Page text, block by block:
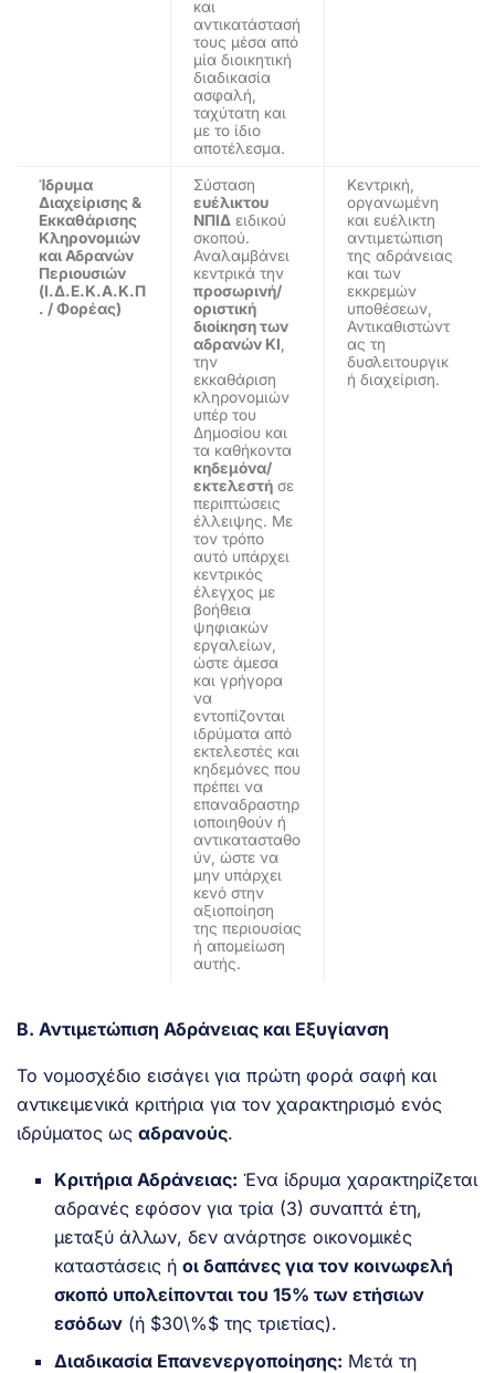
και
αντικατάστασή
τους μέσα από
μία διοικητική
διαδικασία
ασφαλή,
ταχύτατη και
με το ίδιο
αποτέλεσμα.
Ίδρυμα
Διαχείρισης &
Εκκαθάρισης
Κληρονομιών
και Αδρανών
Περιουσιών
(Ι.Δ.Ε.Κ.Α.Κ.Π
. / Φορέας)
Σύσταση
ευέλικτου
ΝΠΙΔ ειδικού
σκοπού.
Αναλαμβάνει
κεντρικά την
προσωρινή/
οριστική
διοίκηση των
αδρανών ΚΙ
την
εκκαθάριση
κληρονομιών
υπέρ του
Δημοσίου και
τα καθήκοντα
κηδεμόνα/
εκτελεστή σε
περιπτώσεις
έλλειψης. Με
τον τρόπο
αυτό υπάρχει
κεντρικός
έλεγχος με
βοήθεια
ψηφιακών
εργαλείων,
ώστε άμεσα
και γρήγορα
να
εντοπίζονται
ιδρύματα από
εκτελεστές και
κηδεμόνες που
πρέπει να
επαναδραστηρ
ιοποιηθούν ή
αντικατασταθο
ύν, ώστε να
μην υπάρχει
κενό στην
αξιοποίηση
της περιουσίας
ή απομείωση
αυτής.
Κεντρική,
οργανωμένη
και ευέλικτη
αντιμετώπιση
της αδράνειας
και των
εκκρεμών
υποθέσεων,
Αντικαθιστώντ
ας τη
δυσλειτουργικ
ή διαχείριση.
Β. Αντιμετώπιση Αδράνειας και Εξυγίανση
Το νομοσχέδιο εισάγει για πρώτη φορά σαφή και
αντικειμενικά κριτήρια για τον χαρακτηρισμό ενός
ιδρύματος ως αδρανούς.
Κριτήρια Αδράνειας: Ένα ίδρυμα χαρακτηρίζεται
αδρανές εφόσον για τρία (3) συναπτά έτη,
μεταξύ άλλων, δεν ανάρτησε οικονομικές
καταστάσεις ήοι δαπάνες για τον κοινωφελή
σκοπό υπολείπονται του 15% των ετήσιων
εσόδων (ή $30\%$ της τριετίας).
Διαδικασία Επανενεργοποίησης: Μετά τη